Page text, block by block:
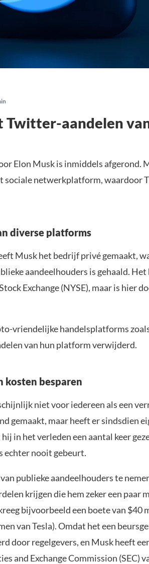
Twitter-aandelen
Elon Musk is inmiddels afgerond.
sociale netwerkplatform, waardoor
diverse platforms
Musk het bedrijf privé gemaakt,
aandeelhouders is gehaald.
Exchange (NYSE), maar is hier
vriendelijke handelsplatforms
van hun platform verwijderd.
kosten besparen
niet voor iedereen als een
gemaakt, maar heeft er sindsdien
in het verleden een aantal keer
echter nooit gebeurt.
publieke aandeelhouders te
krijgen die hem zeker een paar
bijvoorbeeld een boete van $40
van Tesla). Omdat het een
door regelgevers, en Musk heeft
and Exchange Commission (SEC)